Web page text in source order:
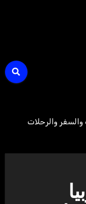
والسفر والرحلات